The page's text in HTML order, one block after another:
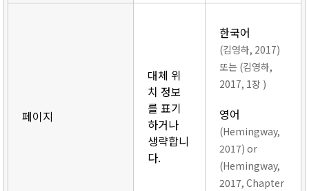
페이지
대체 위
치 정보
를 표기
하거나
생략합니
다.
한국어
(김영하, 2017)
또는 (김영하,
2017, 1장 )
영어
(Hemingway,
2017) or
(Hemingway,
2017, Chapter